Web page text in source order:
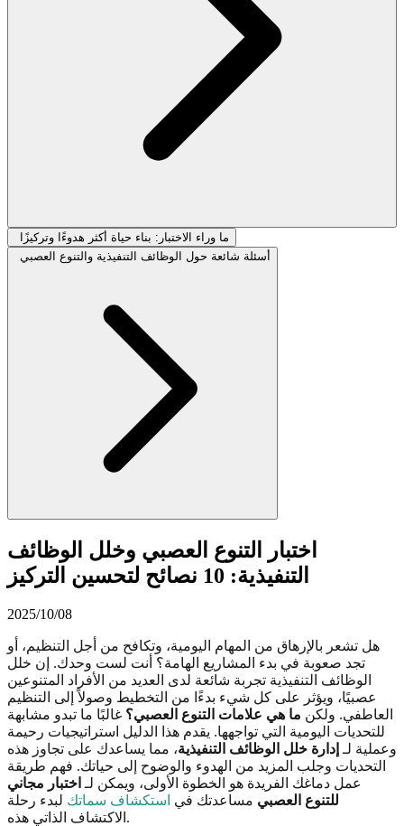
ما وراء الاختبار: بناء حياة أكثر هدوءًا وتركيزًا
أسئلة شائعة حول الوظائف التنفيذية والتنوع العصبي
اختبار التنوع العصبي وخلل الوظائف
التنفيذية: 10 نصائح لتحسين التركيز
2025/10/08
هل تشعر بالإرهاق من المهام اليومية، وتكافح من أجل التنظيم، أو
تجد صعوبة في بدء المشاريع الهامة؟ أنت لست وحدك. إن خلل
الوظائف التنفيذية تجربة شائعة لدى العديد من الأفراد المتنوعين
عصبيًا، ويؤثر على كل شيء بدءًا من التخطيط وصولاً إلى التنظيم
العاطفي. ولكن ما هي علامات التنوع العصبي؟ غالبًا ما تبدو مشابهة
للتحديات اليومية التي تواجهها. يقدم هذا الدليل استراتيجيات رحيمة
وعملية لـ إدارة خلل الوظائف التنفيذية، مما يساعدك على تجاوز هذه
التحديات وجلب المزيد من الهدوء والوضوح إلى حياتك. فهم طريقة
عمل دماغك الفريدة هو الخطوة الأولى، ويمكن لـ اختبار مجاني
للتنوع العصبي مساعدتك في استكشاف سماتك لبدء رحلة
الاكتشاف الذاتي هذه.